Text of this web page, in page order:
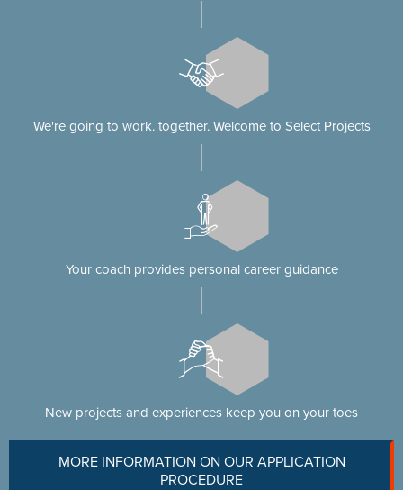
We're going to work. together. Welcome to Select Projects
Your coach provides personal career guidance
New projects and experiences keep you on your toes
MORE INFORMATION ON OUR APPLICATION
PROCEDURE